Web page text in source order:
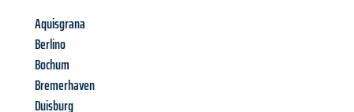
Aquisgrana
Berlino
Bochum
Bremerhaven
Duisburg